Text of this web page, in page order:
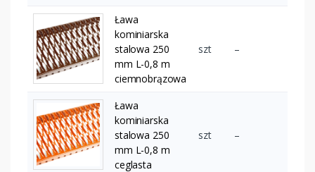
Ława
kominiarska
stalowa 250
mm L-0,8 m
ciemnobrązowa
szt –
Ława
kominiarska
stalowa 250
mm L-0,8 m
ceglasta
szt –